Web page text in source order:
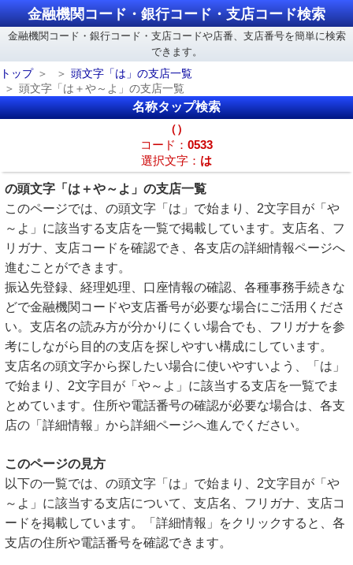
金融機関コード・銀行コード・支店コード検索
金融機関コード・銀行コード・支店コードや店番、支店番号を簡単に検索
できます。
トップ
頭文字「は」の支店一覧
頭文字「は＋や～よ」の支店一覧
名称タップ検索
（）
コード： 0533
選択文字： は
の頭文字「は＋や～よ」の支店一覧
このページでは、の頭文字「は」で始まり、2文字目が「や
～よ」に該当する支店を一覧で掲載しています。支店名、フ
リガナ、支店コードを確認でき、各支店の詳細情報ページへ
進むことができます。
振込先登録、経理処理、口座情報の確認、各種事務手続きな
どで金融機関コードや支店番号が必要な場合にご活用くださ
い。支店名の読み方が分かりにくい場合でも、フリガナを参
考にしながら目的の支店を探しやすい構成にしています。
支店名の頭文字から探したい場合に使いやすいよう、「は」
で始まり、2文字目が「や～よ」に該当する支店を一覧でま
とめています。住所や電話番号の確認が必要な場合は、各支
店の「詳細情報」から詳細ページへ進んでください。
このページの見方
以下の一覧では、の頭文字「は」で始まり、2文字目が「や
～よ」に該当する支店について、支店名、フリガナ、支店コ
ードを掲載しています。「詳細情報」をクリックすると、各
支店の住所や電話番号を確認できます。